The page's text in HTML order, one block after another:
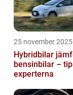
25 november 2025
Hybridbilar
bensinbilar –
experterna